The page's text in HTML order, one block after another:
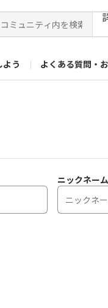
う よくある質問・
ニックネーム